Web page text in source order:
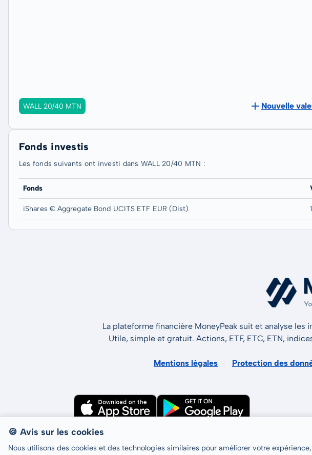
WALL 20/40 MTN Nouvelle
Fonds investis
Les fonds suivants ont investi dans WALL 20/40 MTN :
Fonds
iShares € Aggregate Bond UCITS ETF EUR (Dist)
La plateforme financière MoneyPeak suit et analyse
Utile, simple et gratuit. Actions, ETF, ETC, ETN,
Mentions légales Protection des
🍪 Avis sur les cookies
Nous utilisons des cookies et des technologies similaires pour améliorer votre